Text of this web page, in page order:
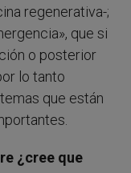
regenerativa-;
que si
o posterior
lo tanto
que están
¿cree que